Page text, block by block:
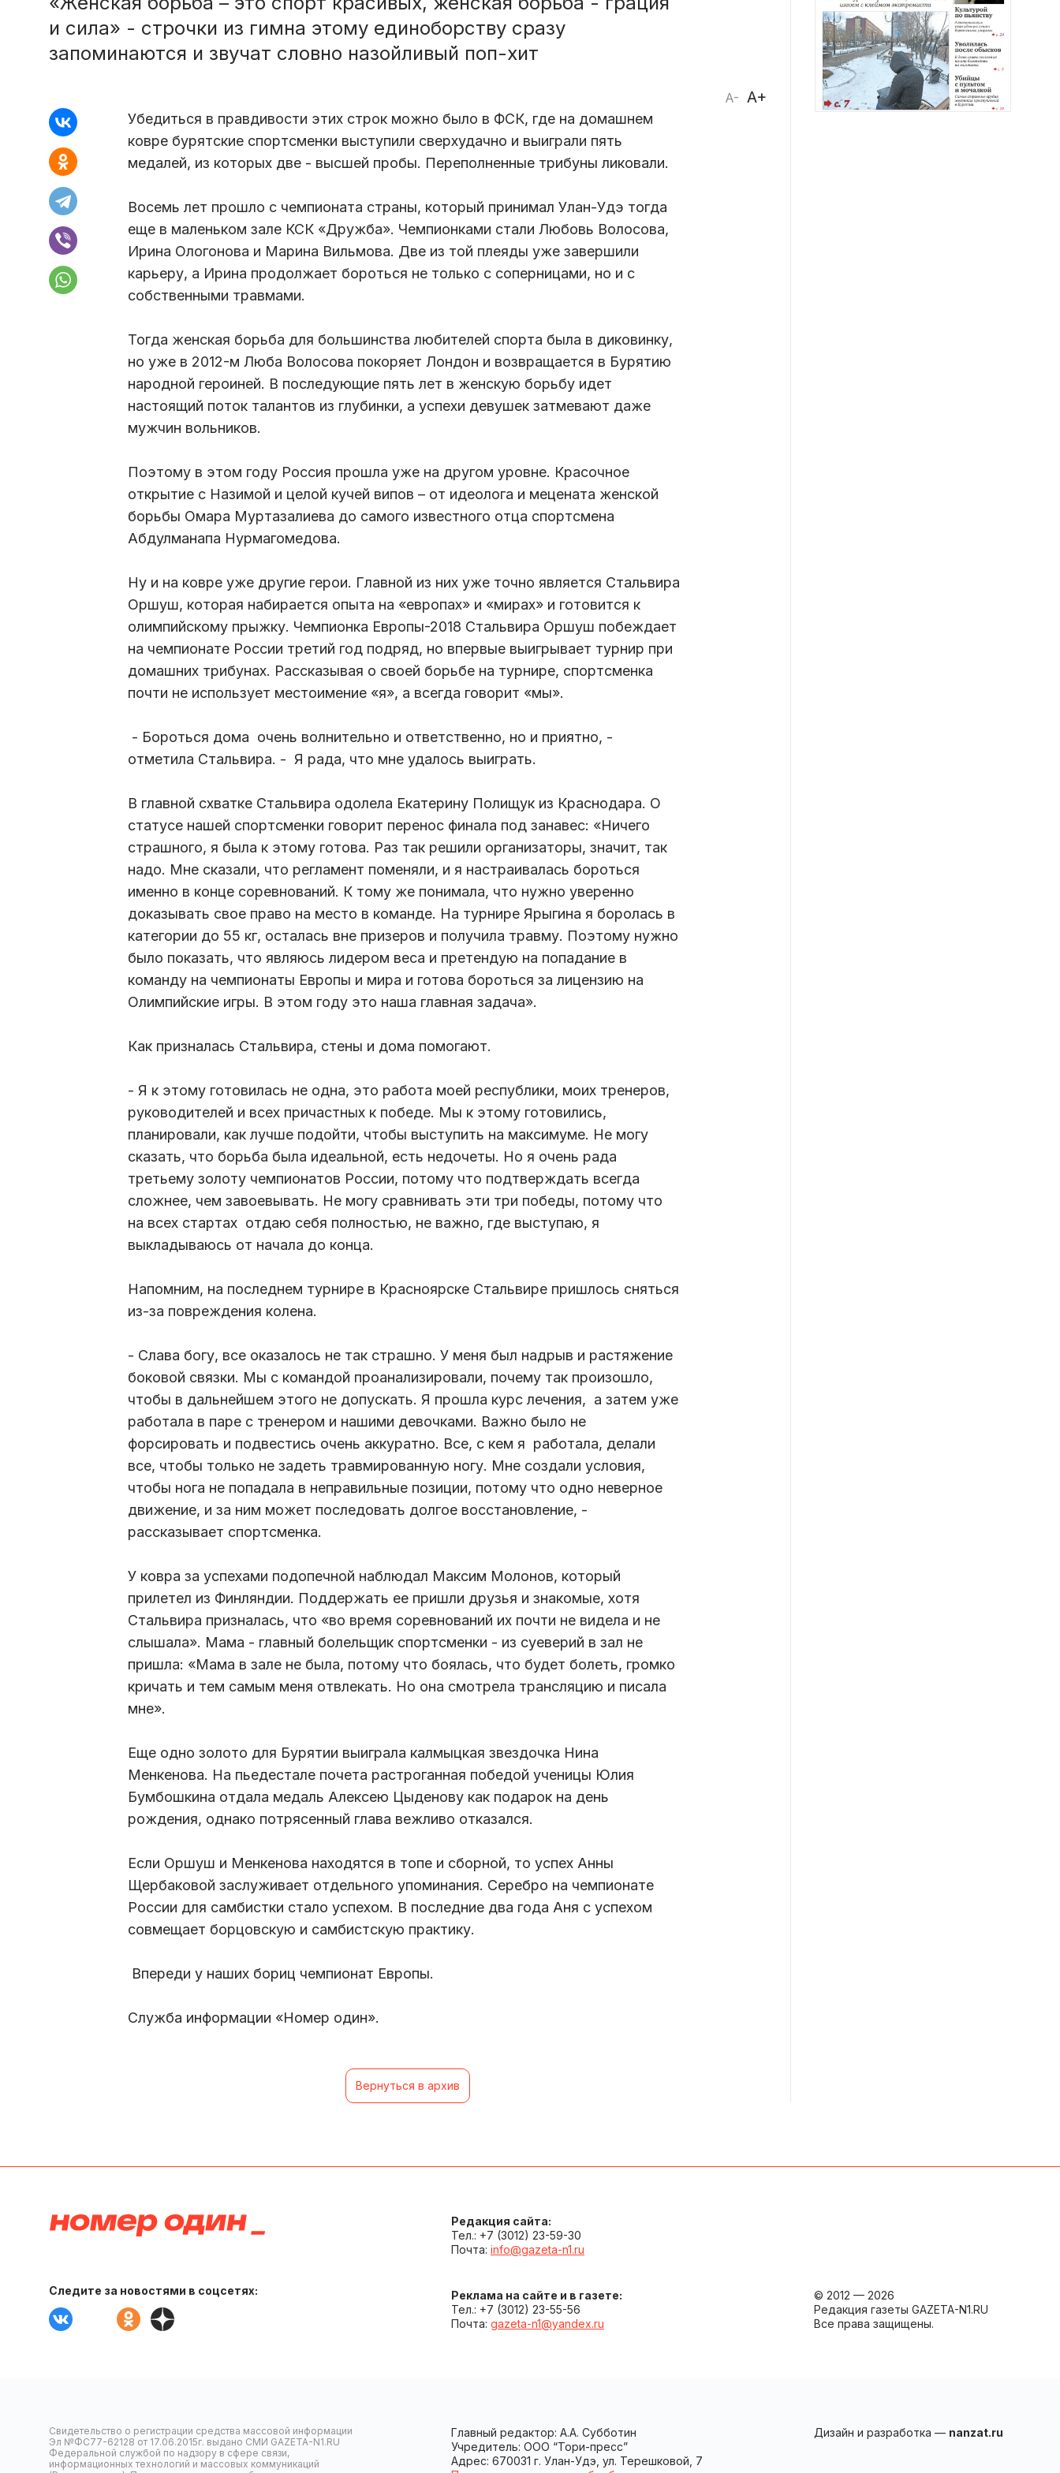
и сила» - строчки из гимна этому единоборству сразу
запоминаются и звучат словно назойливый поп-хит
A- A+
Убедиться в правдивости этих строк можно было в ФСК, где на домашнем
ковре бурятские спортсменки выступили сверхудачно и выиграли пять
медалей, из которых две - высшей пробы. Переполненные трибуны ликовали.
Восемь лет прошло с чемпионата страны, который принимал Улан-Удэ тогда
еще в маленьком зале КСК «Дружба». Чемпионками стали Любовь Волосова,
Ирина Ологонова и Марина Вильмова. Две из той плеяды уже завершили
карьеру, а Ирина продолжает бороться не только с соперницами, но и с
собственными травмами.
Тогда женская борьба для большинства любителей спорта была в диковинку,
но уже в 2012-м Люба Волосова покоряет Лондон и возвращается в Бурятию
народной героиней. В последующие пять лет в женскую борьбу идет
настоящий поток талантов из глубинки, а успехи девушек затмевают даже
мужчин вольников.
Поэтому в этом году Россия прошла уже на другом уровне. Красочное
открытие с Назимой и целой кучей випов – от идеолога и мецената женской
борьбы Омара Муртазалиева до самого известного отца спортсмена
Абдулманапа Нурмагомедова.
Ну и на ковре уже другие герои. Главной из них уже точно является Стальвира
Оршуш, которая набирается опыта на «европах» и «мирах» и готовится к
олимпийскому прыжку. Чемпионка Европы-2018 Стальвира Оршуш побеждает
на чемпионате России третий год подряд, но впервые выигрывает турнир при
домашних трибунах. Рассказывая о своей борьбе на турнире, спортсменка
почти не использует местоимение «я», а всегда говорит «мы».
- Бороться дома очень волнительно и ответственно, но и приятно, -
отметила Стальвира. - Я рада, что мне удалось выиграть.
В главной схватке Стальвира одолела Екатерину Полищук из Краснодара. О
статусе нашей спортсменки говорит перенос финала под занавес: «Ничего
страшного, я была к этому готова. Раз так решили организаторы, значит, так
надо. Мне сказали, что регламент поменяли, и я настраивалась бороться
именно в конце соревнований. К тому же понимала, что нужно уверенно
доказывать свое право на место в команде. На турнире Ярыгина я боролась в
категории до 55 кг, осталась вне призеров и получила травму. Поэтому нужно
было показать, что являюсь лидером веса и претендую на попадание в
команду на чемпионаты Европы и мира и готова бороться за лицензию на
Олимпийские игры. В этом году это наша главная задача».
Как призналась Стальвира, стены и дома помогают.
- Я к этому готовилась не одна, это работа моей республики, моих тренеров,
руководителей и всех причастных к победе. Мы к этому готовились,
планировали, как лучше подойти, чтобы выступить на максимуме. Не могу
сказать, что борьба была идеальной, есть недочеты. Но я очень рада
третьему золоту чемпионатов России, потому что подтверждать всегда
сложнее, чем завоевывать. Не могу сравнивать эти три победы, потому что
на всех стартах отдаю себя полностью, не важно, где выступаю, я
выкладываюсь от начала до конца.
Напомним, на последнем турнире в Красноярске Стальвире пришлось сняться
из-за повреждения колена.
- Слава богу, все оказалось не так страшно. У меня был надрыв и растяжение
боковой связки. Мы с командой проанализировали, почему так произошло,
чтобы в дальнейшем этого не допускать. Я прошла курс лечения, а затем уже
работала в паре с тренером и нашими девочками. Важно было не
форсировать и подвестись очень аккуратно. Все, с кем я работала, делали
все, чтобы только не задеть травмированную ногу. Мне создали условия,
чтобы нога не попадала в неправильные позиции, потому что одно неверное
движение, и за ним может последовать долгое восстановление, -
рассказывает спортсменка.
У ковра за успехами подопечной наблюдал Максим Молонов, который
прилетел из Финляндии. Поддержать ее пришли друзья и знакомые, хотя
Стальвира призналась, что «во время соревнований их почти не видела и не
слышала». Мама - главный болельщик спортсменки - из суеверий в зал не
пришла: «Мама в зале не была, потому что боялась, что будет болеть, громко
кричать и тем самым меня отвлекать. Но она смотрела трансляцию и писала
мне».
Еще одно золото для Бурятии выиграла калмыцкая звездочка Нина
Менкенова. На пьедестале почета растроганная победой ученицы Юлия
Бумбошкина отдала медаль Алексею Цыденову как подарок на день
рождения, однако потрясенный глава вежливо отказался.
Если Оршуш и Менкенова находятся в топе и сборной, то успех Анны
Щербаковой заслуживает отдельного упоминания. Серебро на чемпионате
России для самбистки стало успехом. В последние два года Аня с успехом
совмещает борцовскую и самбистскую практику.
Впереди у наших бориц чемпионат Европы.
Служба информации «Номер один».
Вернуться в архив
Следите за новостями в соцсетях:
Редакция сайта:
Тел.: +7 (3012) 23-59-30
Почта: info@gazeta-n1.ru
Реклама на сайте и в газете:
Тел.: +7 (3012) 23-55-56
Почта: gazeta-n1@yandex.ru
© 2012 — 2026
Редакция газеты GAZETA-N1.RU
Все права защищены.
Свидетельство о регистрации средства массовой информации
Эл №ФС77-62128 от 17.06.2015г. выдано СМИ GAZETA-N1.RU
Федеральной службой по надзору в сфере связи,
информационных технологий и массовых коммуникаций
Главный редактор: А.А. Субботин
Учредитель: ООО “Тори-пресс”
Адрес: 670031 г. Улан-Удэ, ул. Терешковой, 7
Дизайн и разработка — nanzat.ru